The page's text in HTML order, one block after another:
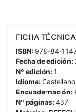
FICHA TÉCNICA
ISBN: 978-84-
Fecha de edición:
Nº edición:1
Idioma:Castellano
Encuadernación:
Nº páginas:467